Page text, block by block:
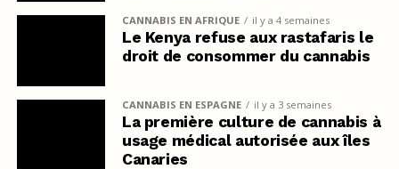
CANNABIS EN AFRIQUE il y a 4 semaines
Le Kenya refuse aux rastafaris le
droit de consommer du cannabis
CANNABIS EN ESPAGNE il y a 3 semaines
La première culture de cannabis à
usage médical autorisée aux îles
Canaries